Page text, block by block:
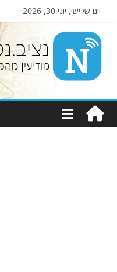
יום שלישי, יוני 30, 2026
Nziv.net
מודיעין
מהמקורות